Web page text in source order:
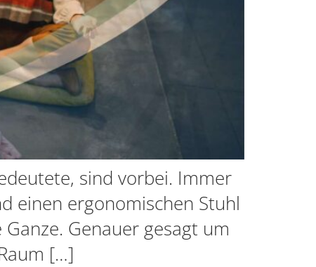
sind vorbei. Immer
einen ergonomischen Stuhl
Genauer gesagt um
[…]